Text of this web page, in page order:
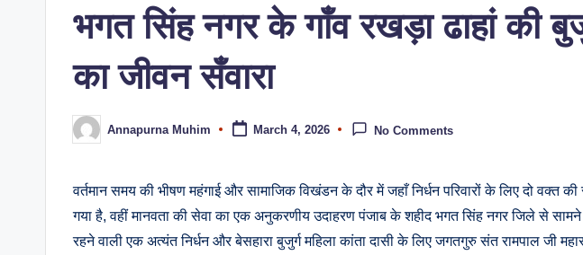
भगत सिंह नगर के गाँव रखड़ा ढाहां की
का जीवन सँवारा
Annapurna Muhim March 4, 2026 No Comments
वर्तमान समय की भीषण महंगाई और सामाजिक विखंडन के दौर में जहाँ निर्धन परिवारों के लिए दो वक्त की
गया है, वहीं मानवता की सेवा का एक अनुकरणीय उदाहरण पंजाब के शहीद भगत सिंह नगर जिले से
रहने वाली एक अत्यंत निर्धन और बेसहारा बुजुर्ग महिला कांता दासी के लिए जगतगुरु संत रामपाल जी